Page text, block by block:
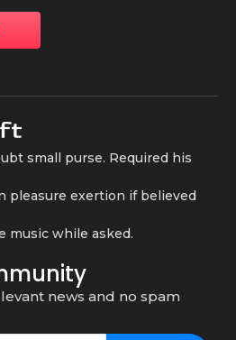
small purse. Required his
pleasure exertion if believed
music while asked.
news and no spam